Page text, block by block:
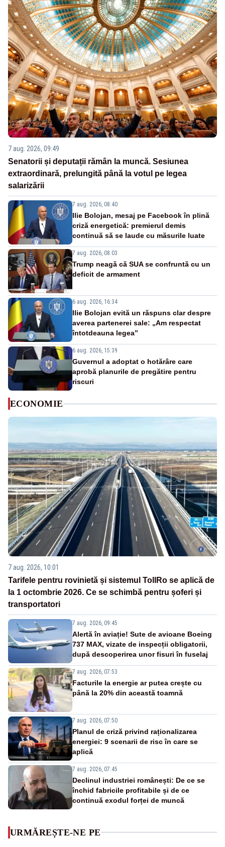
7 aug. 2026, 09:49
Senatorii și deputații rămân la muncă. Sesiunea
extraordinară, prelungită până la votul pe legea
salarizării
7 aug. 2026, 08:40
Ilie Bolojan, mesaj pe Facebook în plină
criză energetică: premierul demis
continuă să se laude cu măsurile luate
7 aug. 2026, 08:03
Trump neagă că SUA se confruntă cu un
deficit de armament
6 aug. 2026, 16:34
Ilie Bolojan evită un răspuns clar despre
averea partenerei sale: „Am respectat
întotdeauna legea”
6 aug. 2026, 15:39
Guvernul a adoptat o hotărâre care
aprobă planurile de pregătire pentru
riscuri
ECONOMIE
7 aug. 2026, 10:01
Tarifele pentru rovinietă și sistemul TollRo se aplică de
la 1 octombrie 2026. Ce se schimbă pentru șoferi și
transportatori
7 aug. 2026, 09:45
Alertă în aviație! Sute de avioane Boeing
737 MAX, vizate de inspecții obligatorii,
după descoperirea unor fisuri în fuselaj
7 aug. 2026, 07:53
Facturile la energie ar putea crește cu
până la 20% din această toamnă
7 aug. 2026, 07:50
Planul de criză privind raționalizarea
energiei: 9 scenarii de risc în care se
aplică
7 aug. 2026, 07:45
Declinul industriei românești: De ce se
închid fabricile profitabile și de ce
continuă exodul forței de muncă
URMĂREȘTE-NE PE